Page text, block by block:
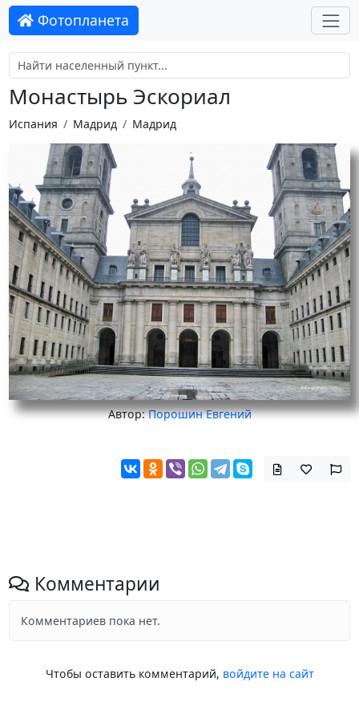
Фотопланета
Монастырь Эскориал
Испания Мадрид Мадрид
Автор:Порошин Евгений
Комментарии
Комментариев пока нет.
Чтобы оставить комментарий, войдите на сайт